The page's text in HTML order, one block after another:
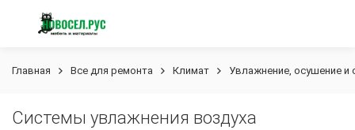
Главная Все для ремонта Климат Увлажнение, осушение и
Системы увлажнения воздуха